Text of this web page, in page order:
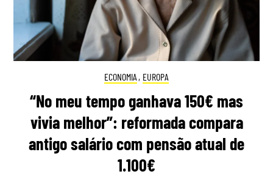
ECONOMIA , EUROPA
“No meu tempo ganhava 150€ mas
vivia melhor”: reformada compara
antigo salário com pensão atual de
1.100€